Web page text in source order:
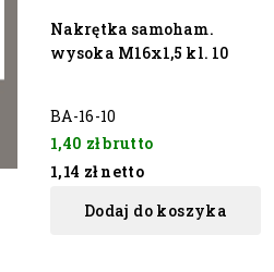
Nakrętka samoham.
wysoka M16x1,5 kl. 10
BA-16-10
1,40 złbrutto
1,14 zł netto
Dodaj do koszyka